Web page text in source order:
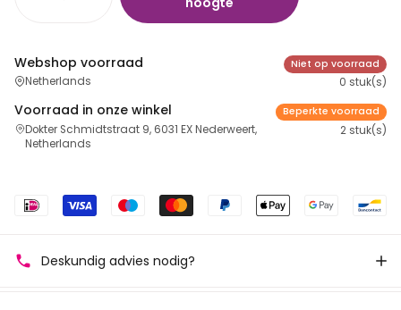
Webshop voorraad
Netherlands
Niet op voorraad
0 stuk(s)
Voorraad in onze winkel
Dokter Schmidtstraat 9, 6031 EX Nederweert,
Netherlands
Beperkte voorraad
2 stuk(s)
Deskundig advies nodig?